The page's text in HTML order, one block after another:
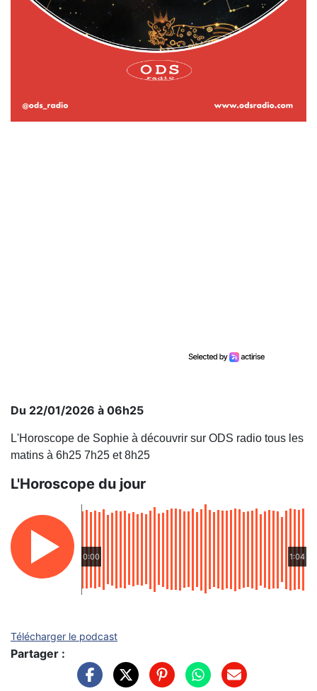
Du 22/01/2026 à 06h25
L'Horoscope de Sophie à découvrir sur ODS radio tous les
matins à 6h25 7h25 et 8h25
L'Horoscope du jour
0:00 1:04
Télécharger le podcast
Partager :